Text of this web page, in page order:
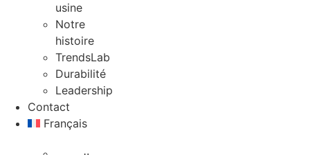
usine
Notre
histoire
TrendsLab
Durabilité
Leadership
Contact
Français